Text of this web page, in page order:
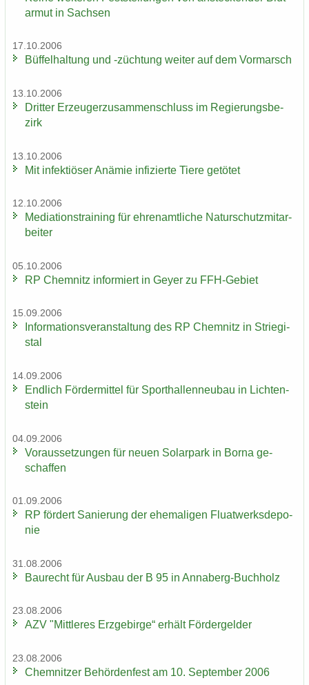
ar­mut in Sach­sen
17.10.2006
Büf­fel­hal­tung und -​züchtung wei­ter auf dem Vor­marsch
13.10.2006
Drit­ter Er­zeu­ger­zu­sam­men­schluss im Re­gie­rungs­be­
zirk
13.10.2006
Mit in­fek­tiö­ser An­ämie in­fi­zier­te Tiere ge­tö­tet
12.10.2006
Me­dia­ti­ons­trai­ning für eh­ren­amt­li­che Na­tur­schutz­mit­ar­
bei­ter
05.10.2006
RP Chem­nitz in­for­miert in Geyer zu FFH-​Gebiet
15.09.2006
In­for­ma­ti­ons­ver­an­stal­tung des RP Chem­nitz in Strie­gi­
stal
14.09.2006
End­lich För­der­mit­tel für Sport­hal­len­neu­bau in Lich­ten­
stein
04.09.2006
Vor­aus­set­zun­gen für neuen So­lar­park in Borna ge­
schaf­fen
01.09.2006
RP för­dert Sa­nie­rung der ehe­ma­li­gen Fluat­werks­de­po­
nie
31.08.2006
Bau­recht für Aus­bau der B 95 in Annaberg-​Buchholz
23.08.2006
AZV "Mitt­le­res Erz­ge­bir­ge“ er­hält För­der­gel­der
23.08.2006
Chem­nit­zer Be­hör­den­fest am 10. Sep­tem­ber 2006